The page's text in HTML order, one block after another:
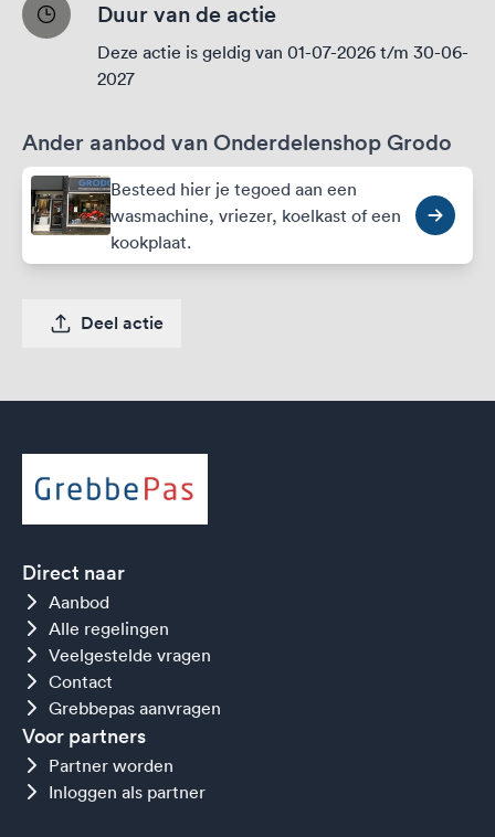
Duur van de actie
Deze actie is geldig van 01-07-2026 t/m 30-06-
2027
Ander aanbod van Onderdelenshop Grodo
Besteed hier je tegoed aan een
wasmachine, vriezer, koelkast of een
kookplaat.
Deel actie
Direct naar
Aanbod
Alle regelingen
Veelgestelde vragen
Contact
Grebbepas aanvragen
Voor partners
Partner worden
Inloggen als partner